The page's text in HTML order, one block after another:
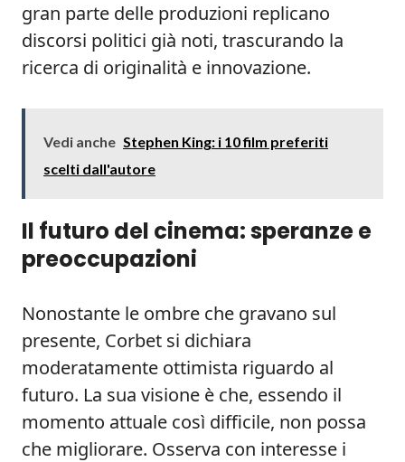
gran parte delle produzioni replicano
discorsi politici già noti, trascurando la
ricerca di originalità e innovazione.
Vedi anche Stephen King: i 10 film preferiti
scelti dall'autore
Il futuro del cinema: speranze e
preoccupazioni
Nonostante le ombre che gravano sul
presente, Corbet si dichiara
moderatamente ottimista riguardo al
futuro. La sua visione è che, essendo il
momento attuale così difficile, non possa
che migliorare. Osserva con interesse i